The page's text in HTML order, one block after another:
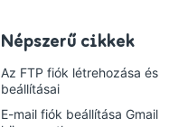
Népszerű cikkek
Az FTP fiók létrehozása és
beállításai
E-mail fiók beállítása Gmail